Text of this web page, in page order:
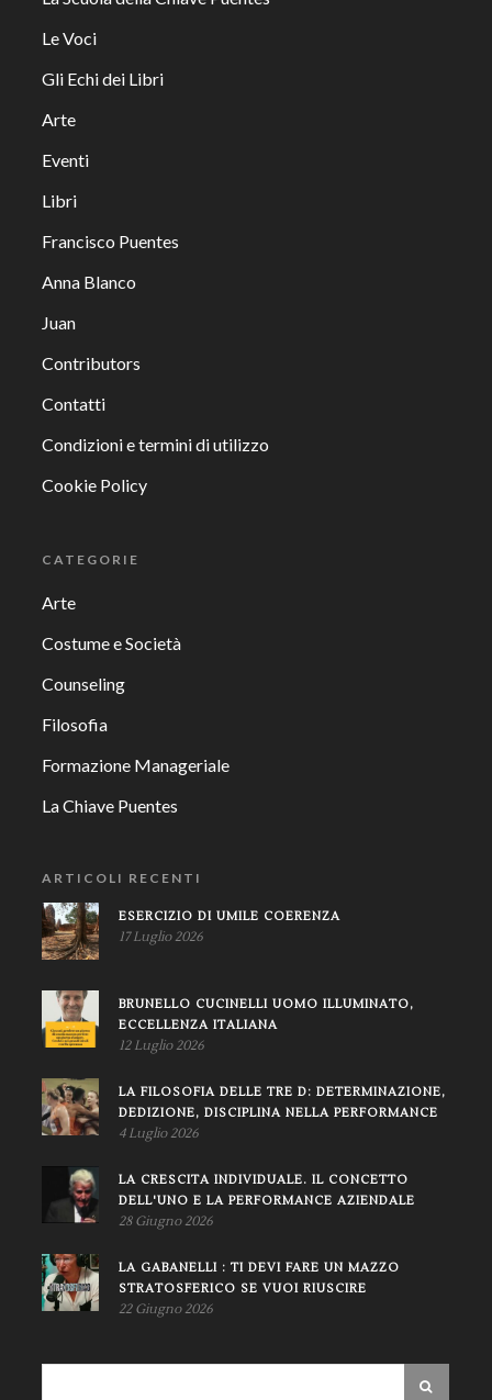
Le Voci
Gli Echi dei Libri
Arte
Eventi
Libri
Francisco Puentes
Anna Blanco
Juan
Contributors
Contatti
Condizioni e termini di utilizzo
Cookie Policy
CATEGORIE
Arte
Costume e Società
Counseling
Filosofia
Formazione Manageriale
La Chiave Puentes
ARTICOLI RECENTI
ESERCIZIO DI UMILE COERENZA
17 Luglio 2026
BRUNELLO CUCINELLI UOMO ILLUMINATO,
ECCELLENZA ITALIANA
12 Luglio 2026
LA FILOSOFIA DELLE TRE D: DETERMINAZIONE,
DEDIZIONE, DISCIPLINA NELLA PERFORMANCE
4 Luglio 2026
LA CRESCITA INDIVIDUALE. IL CONCETTO
DELL'UNO E LA PERFORMANCE AZIENDALE
28 Giugno 2026
LA GABANELLI : TI DEVI FARE UN MAZZO
STRATOSFERICO SE VUOI RIUSCIRE
22 Giugno 2026